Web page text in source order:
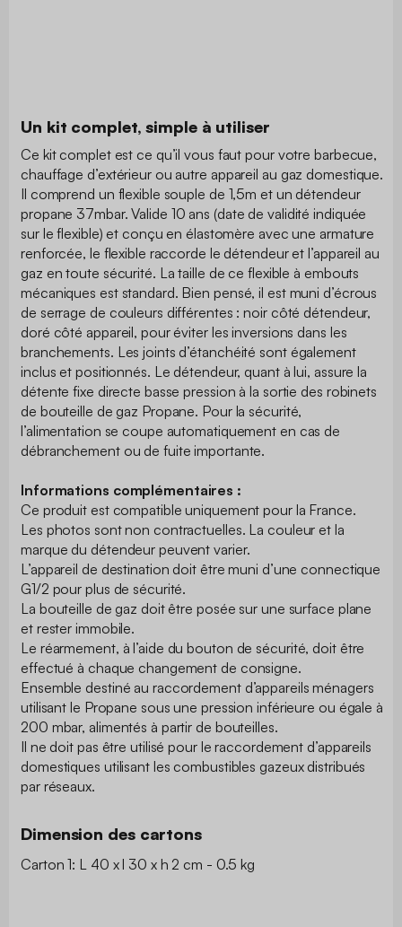
Un kit complet, simple à utiliser
Ce kit complet est ce qu’il vous faut pour votre barbecue,
chauffage d’extérieur ou autre appareil au gaz domestique.
Il comprend un flexible souple de 1,5m et un détendeur
propane 37mbar. Valide 10 ans (date de validité indiquée
sur le flexible) et conçu en élastomère avec une armature
renforcée, le flexible raccorde le détendeur et l’appareil au
gaz en toute sécurité. La taille de ce flexible à embouts
mécaniques est standard. Bien pensé, il est muni d’écrous
de serrage de couleurs différentes : noir côté détendeur,
doré côté appareil, pour éviter les inversions dans les
branchements. Les joints d’étanchéité sont également
inclus et positionnés. Le détendeur, quant à lui, assure la
détente fixe directe basse pression à la sortie des robinets
de bouteille de gaz Propane. Pour la sécurité,
l’alimentation se coupe automatiquement en cas de
débranchement ou de fuite importante.
Informations complémentaires :
Ce produit est compatible uniquement pour la France.
Les photos sont non contractuelles. La couleur et la
marque du détendeur peuvent varier.
L’appareil de destination doit être muni d’une connectique
G1/2 pour plus de sécurité.
La bouteille de gaz doit être posée sur une surface plane
et rester immobile.
Le réarmement, à l’aide du bouton de sécurité, doit être
effectué à chaque changement de consigne.
Ensemble destiné au raccordement d’appareils ménagers
utilisant le Propane sous une pression inférieure ou égale à
200 mbar, alimentés à partir de bouteilles.
Il ne doit pas être utilisé pour le raccordement d’appareils
domestiques utilisant les combustibles gazeux distribués
par réseaux.
Dimension des cartons
Carton 1: L 40 x l 30 x h 2 cm - 0.5 kg